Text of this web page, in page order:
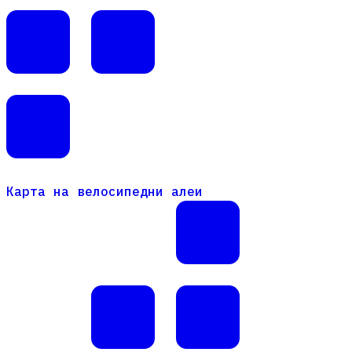
Карта на велосипедни алеи
Карта на велосипедни алеи